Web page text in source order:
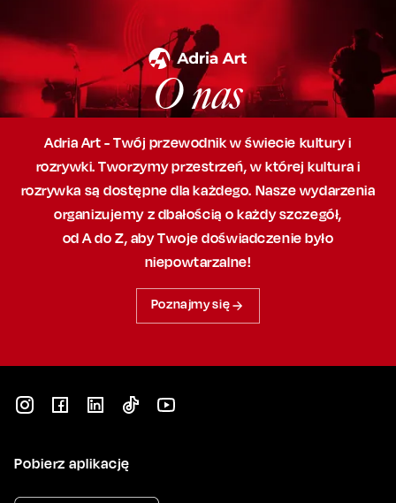
O nas
Adria Art - Twój przewodnik w świecie kultury i
rozrywki. Tworzymy przestrzeń,w której kultura i
rozrywka są dostępne dla każdego. Nasze wydarzenia
organizujemy z dbałością o każdy szczegół,
od A do Z, abyTwoje doświadczenie było
niepowtarzalne!
Poznajmy się
Pobierz aplikację